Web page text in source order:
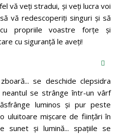
vă veți stradui, și veți lucra voi
vă redescoperiți singuri și să
propriile voastre forțe și
cu siguranță le aveți!
se deschide clepsidra
neantul se strânge într-un vârf
luminos și pur peste
uluitoare mișcare de ființări în
sunet și lumină... spațiile se